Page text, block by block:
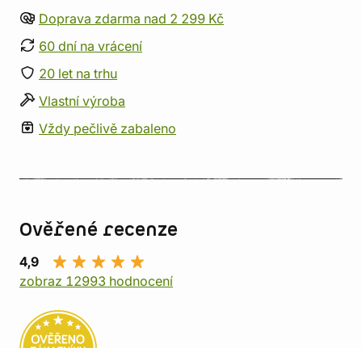
Doprava zdarma nad 2 299 Kč
60 dní na vrácení
20 let na trhu
Vlastní výroba
Vždy pečlivě zabaleno
Ověřené recenze
4,9
zobraz 12993 hodnocení